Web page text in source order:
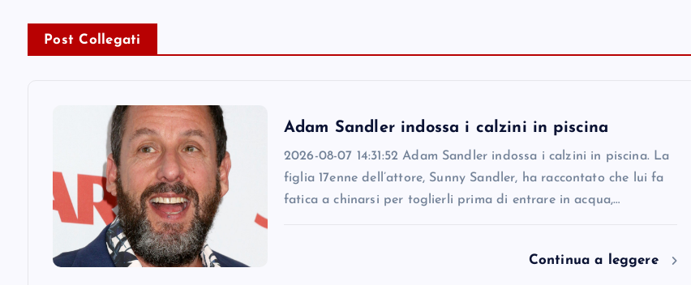
n
a
Post Collegati
Adam Sandler indossa i calzini in piscina
2026-08-07 14:31:52 Adam Sandler indossa i calzini in piscina. La
figlia 17enne dell’attore, Sunny Sandler, ha raccontato che lui fa
fatica a chinarsi per toglierli prima di entrare in acqua,…
Continua a leggere